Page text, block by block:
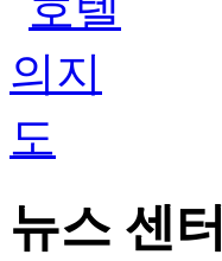
뉴스 센터